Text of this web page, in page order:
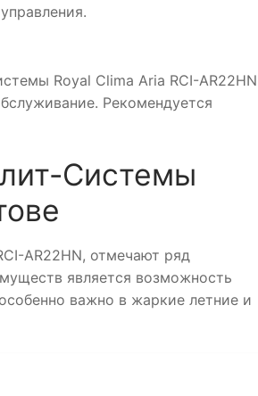
Royal Clima Aria RCI-AR22HN
Рекомендуется
Системы
AR22HN, отмечают ряд
является возможность
важно в жаркие летние и